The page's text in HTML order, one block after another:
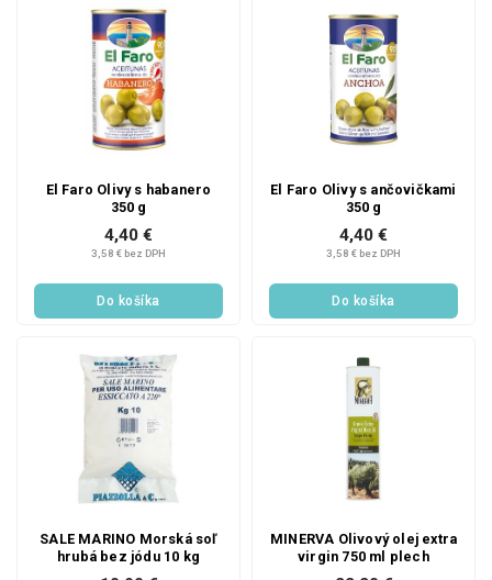
El Faro Olivy s habanero
350 g
3,58 € bez DPH
4,40 €
Do košíka
El Faro Olivy s ančovičkami
350 g
3,58 € bez DPH
4,40 €
Do košíka
SALE MARINO Morská soľ
hrubá bez jódu 10 kg
MINERVA Olivový olej extra
virgin 750 ml plech